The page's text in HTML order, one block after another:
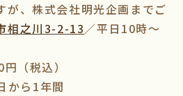
が、株式会社明光企画までご
相之川3-2-13／平日10時～
（税込）
から1年間